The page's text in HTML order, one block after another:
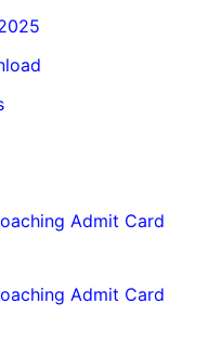
Admit Card
Admit Card